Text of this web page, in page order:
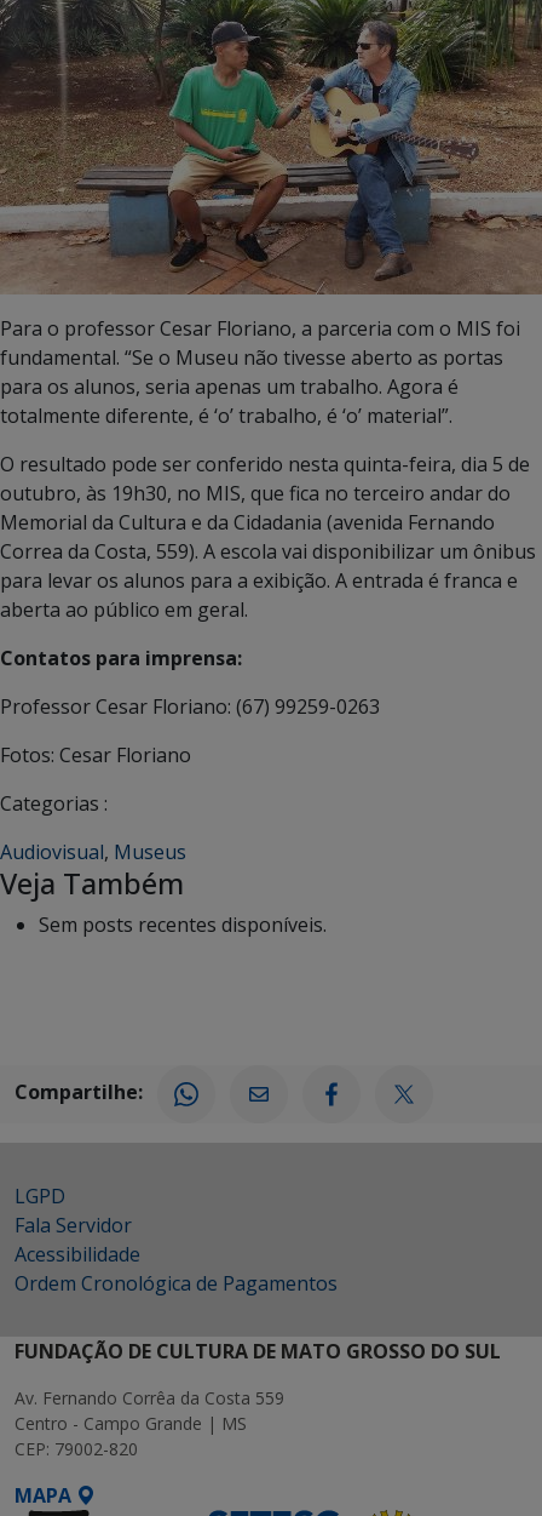
Para o professor Cesar Floriano, a parceria com o MIS foi
fundamental. “Se o Museu não tivesse aberto as portas
para os alunos, seria apenas um trabalho. Agora é
totalmente diferente, é ‘o’ trabalho, é ‘o’ material”.
O resultado pode ser conferido nesta quinta-feira, dia 5 de
outubro, às 19h30, no MIS, que fica no terceiro andar do
Memorial da Cultura e da Cidadania (avenida Fernando
Correa da Costa, 559). A escola vai disponibilizar um ônibus
para levar os alunos para a exibição. A entrada é franca e
aberta ao público em geral.
Contatos para imprensa:
Professor Cesar Floriano: (67) 99259-0263
Fotos: Cesar Floriano
Categorias :
Audiovisual, Museus
Veja Também
Sem posts recentes disponíveis.
Compartilhe:
LGPD
Fala Servidor
Acessibilidade
Ordem Cronológica de Pagamentos
FUNDAÇÃO DE CULTURA DE MATO GROSSO DO SUL
Av. Fernando Corrêa da Costa 559
Centro - Campo Grande | MS
CEP: 79002-820
MAPA